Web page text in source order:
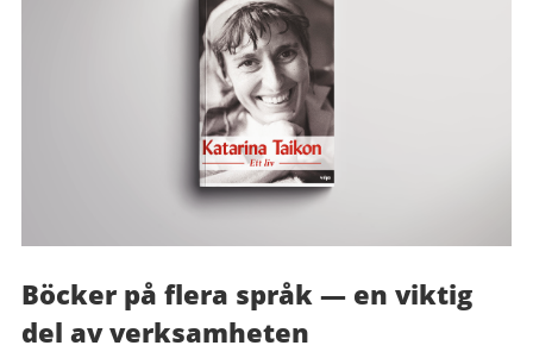
Böcker på flera språk — en viktig
del av verksamheten